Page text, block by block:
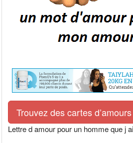
Trouvez des cartes
Lettre d amour pour un homme que j